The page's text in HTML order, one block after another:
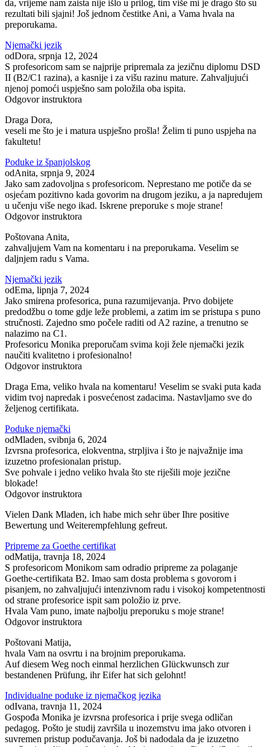
da, vrijeme nam zaista nije išlo u prilog, tim više mi je drago što su
rezultati bili sjajni! Još jednom čestitke Ani, a Vama hvala na
preporukama.
Njemački jezik
odDora, srpnja 12, 2024
S profesoricom sam se najprije pripremala za jezičnu diplomu DSD
II (B2/C1 razina), a kasnije i za višu razinu mature. Zahvaljujući
njenoj pomoći uspješno sam položila oba ispita.
Odgovor instruktora
Draga Dora,
veseli me što je i matura uspješno prošla! Želim ti puno uspjeha na
fakultetu!
Poduke iz španjolskog
odAnita, srpnja 9, 2024
Jako sam zadovoljna s profesoricom. Neprestano me potiče da se
osjećam pozitivno kada govorim na drugom jeziku, a ja napredujem
u učenju više nego ikad. Iskrene preporuke s moje strane!
Odgovor instruktora
Poštovana Anita,
zahvaljujem Vam na komentaru i na preporukama. Veselim se
daljnjem radu s Vama.
Njemački jezik
odEma, lipnja 7, 2024
Jako smirena profesorica, puna razumijevanja. Prvo dobijete
predodžbu o tome gdje leže problemi, a zatim im se pristupa s puno
stručnosti. Zajedno smo počele raditi od A2 razine, a trenutno se
nalazimo na C1.
Profesoricu Monika preporučam svima koji žele njemački jezik
naučiti kvalitetno i profesionalno!
Odgovor instruktora
Draga Ema, veliko hvala na komentaru! Veselim se svaki puta kada
vidim tvoj napredak i posvećenost zadacima. Nastavljamo sve do
željenog certifikata.
Poduke njemački
odMladen, svibnja 6, 2024
Izvrsna profesorica, elokventna, strpljiva i što je najvažnije ima
izuzetno profesionalan pristup.
Sve pohvale i jedno veliko hvala što ste riješili moje jezične
blokade!
Odgovor instruktora
Vielen Dank Mladen, ich habe mich sehr über Ihre positive
Bewertung und Weiterempfehlung gefreut.
Pripreme za Goethe certifikat
odMatija, travnja 18, 2024
S profesoricom Monikom sam odradio pripreme za polaganje
Goethe-certifikata B2. Imao sam dosta problema s govorom i
pisanjem, no zahvaljujući intenzivnom radu i visokoj kompetentnosti
od strane profesorice ispit sam položio iz prve.
Hvala Vam puno, imate najbolju preporuku s moje strane!
Odgovor instruktora
Poštovani Matija,
hvala Vam na osvrtu i na brojnim preporukama.
Auf diesem Weg noch einmal herzlichen Glückwunsch zur
bestandenen Prüfung, ihr Eifer hat sich gelohnt!
Individualne poduke iz njemačkog jezika
odIvana, travnja 11, 2024
Gospođa Monika je izvrsna profesorica i prije svega odličan
pedagog. Pošto je studij završila u inozemstvu ima jako otvoren i
suvremen pristup podučavanja. Još bi nadodala da je izuzetno